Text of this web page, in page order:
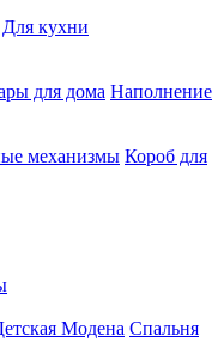
Для кухни
для дома Наполнение
механизмы Короб для
Модена Спальня